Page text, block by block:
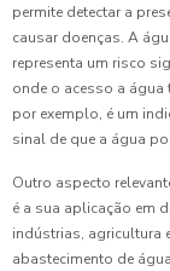
permite detectar a
causar doenças. A
representa um risco
onde o acesso a
por exemplo, é um
sinal de que a água
Outro aspecto
é a sua aplicação em
indústrias, agricultura
abastecimento de